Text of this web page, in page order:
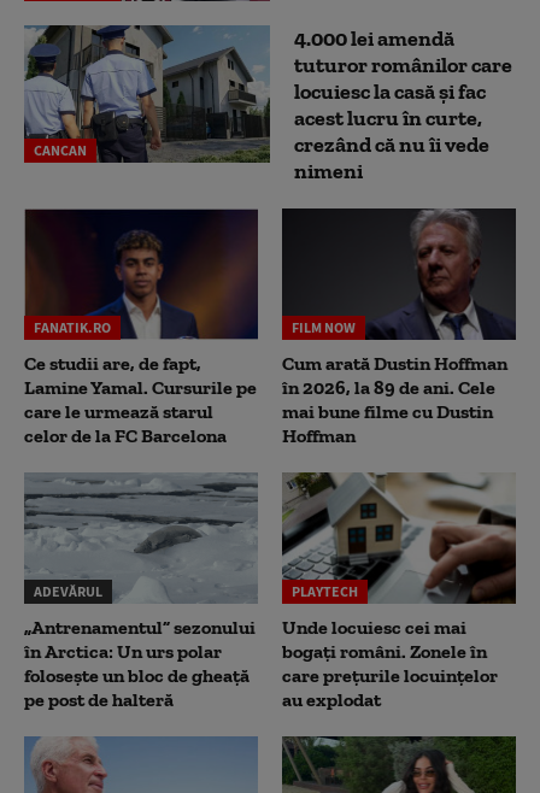
CANCAN
4.000 lei amendă
tuturor românilor care
locuiesc la casă și fac
acest lucru în curte,
crezând că nu îi vede
nimeni
FANATIK.RO
Ce studii are, de fapt,
Lamine Yamal. Cursurile pe
care le urmează starul
celor de la FC Barcelona
FILM NOW
Cum arată Dustin Hoffman
în 2026, la 89 de ani. Cele
mai bune filme cu Dustin
Hoffman
ADEVĂRUL
„Antrenamentul” sezonului
în Arctica: Un urs polar
folosește un bloc de gheață
pe post de halteră
PLAYTECH
Unde locuiesc cei mai
bogați români. Zonele în
care prețurile locuințelor
au explodat